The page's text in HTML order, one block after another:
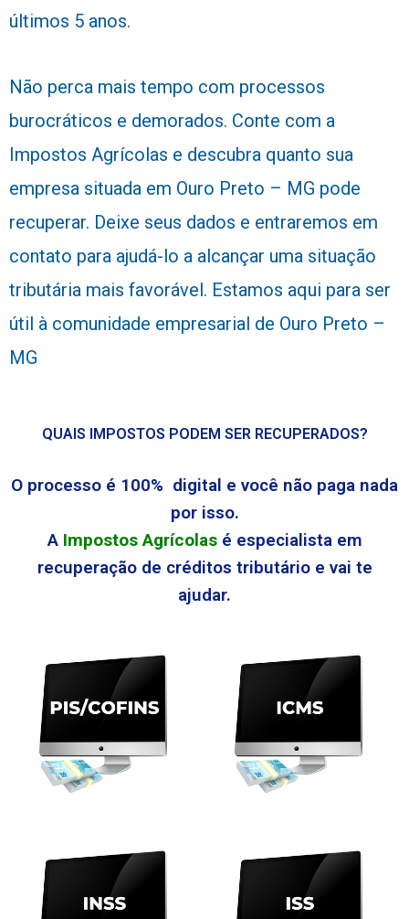
últimos 5 anos.
Não perca mais tempo com processos
burocráticos e demorados. Conte com a
Impostos Agrícolas e descubra quanto sua
empresa situada em Ouro Preto – MG pode
recuperar. Deixe seus dados e entraremos em
contato para ajudá-lo a alcançar uma situação
tributária mais favorável. Estamos aqui para ser
útil à comunidade empresarial de Ouro Preto –
MG
QUAIS IMPOSTOS PODEM SER RECUPERADOS?
O processo é 100% digital e você não paga nada
por isso.
A Impostos Agrícolasé especialista em
recuperação de créditos tributário e vai te
ajudar.